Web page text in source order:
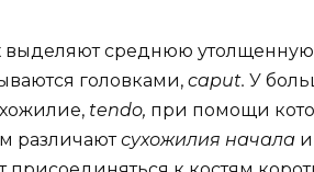
среднюю
головками, caput. У
tendo, при помощи
различаютсухожилия начала и